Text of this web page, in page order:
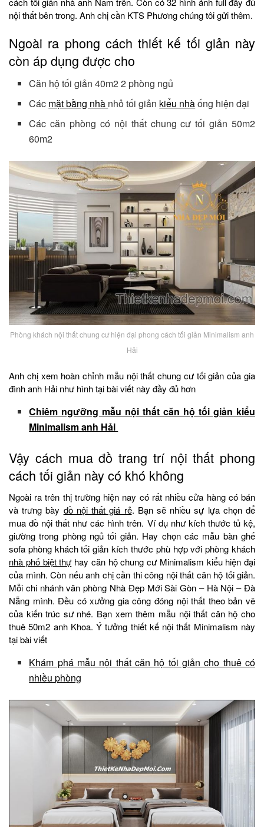
nội thất bên trong. Anh chị cần KTS Phương chúng tôi gửi thêm.
Ngoài ra phong cách thiết kế tối giản này
còn áp dụng được cho
Căn hộ tối giản 40m2 2 phòng ngủ
Các mặt bằng nhà nhỏ tối giản kiểu nhàống hiện đại
Các căn phòng có nội thất chung cư tối giản 50m2
60m2
Phòng khách nội thất chung cư hiện đại phong cách tối giản Minimalism anh
Hải
Anh chị xem hoàn chỉnh mẫu nội thất chung cư tối giản của gia
đình anh Hải như hình tại bài viết này đầy đủ hơn
Chiêm ngưỡng mẫu nội thất căn hộ tối giản kiểu
Minimalism anh Hải
Vậy cách mua đồ trang trí nội thất phong
cách tối giản này có khó không
Ngoài ra trên thị trường hiện nay có rất nhiều cửa hàng có bán
và trưng bày đồ nội thất giá rẻ. Bạn sẽ nhiều sự lựa chọn để
mua đồ nội thất như các hình trên. Ví dụ như kích thước tủ kệ,
giường trong phòng ngủ tối giản. Hay chọn các mẫu bàn ghế
sofa phòng khách tối giản kích thước phù hợp với phòng khách
nhà phố biệt thự hay căn hộ chung cư Minimalism kiểu hiện đại
của mình. Còn nếu anh chị cần thi công nội thất căn hộ tối giản.
Mỗi chi nhánh văn phòng Nhà Đẹp Mới Sài Gòn – Hà Nội – Đà
Nẵng mình. Đều có xưởng gia công đóng nội thất theo bản vẽ
của kiến trúc sư nhé. Bạn xem thêm mẫu nội thất căn hộ cho
thuê 50m2 anh Khoa. Ý tưởng thiết kế nội thất Minimalism này
tại bài viết
Khám phá mẫu nội thất căn hộ tối giản cho thuê có
nhiều phòng